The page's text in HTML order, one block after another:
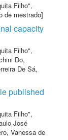
Filho",
de mestrado]
capacity
Filho",
Do,
De Sá,
published
Filho",
José
Vanessa de